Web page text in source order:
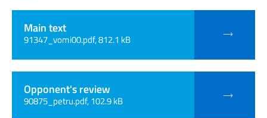
Main text
91347_vomi00.pdf, 812.1 kB
Opponent's review
90875_petru.pdf, 102.9 kB